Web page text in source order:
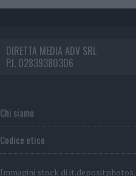
DIRETTA MEDIA ADV SRL
P.I. 02839380306
Chi siamo
Codice etico
Immagini stock di